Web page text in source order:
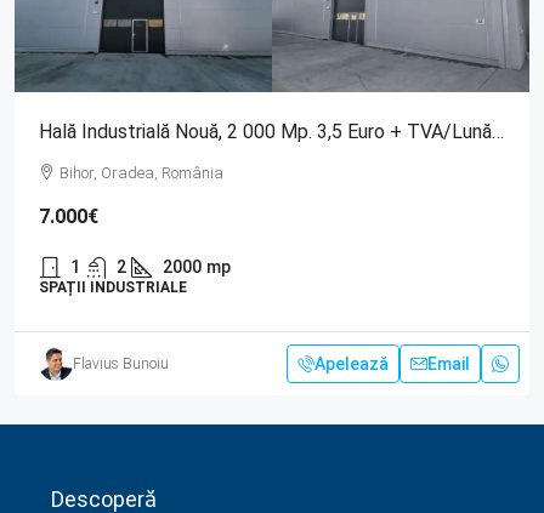
Hală Industrială Nouă, 2 000 Mp. 3,5 Euro + TVA/lună/mp. Comision 0
Bihor, Oradea, România
7.000€
1 2 2000 mp
SPAȚII INDUSTRIALE
Flavius Bunoiu Apelează Email
Descoperă